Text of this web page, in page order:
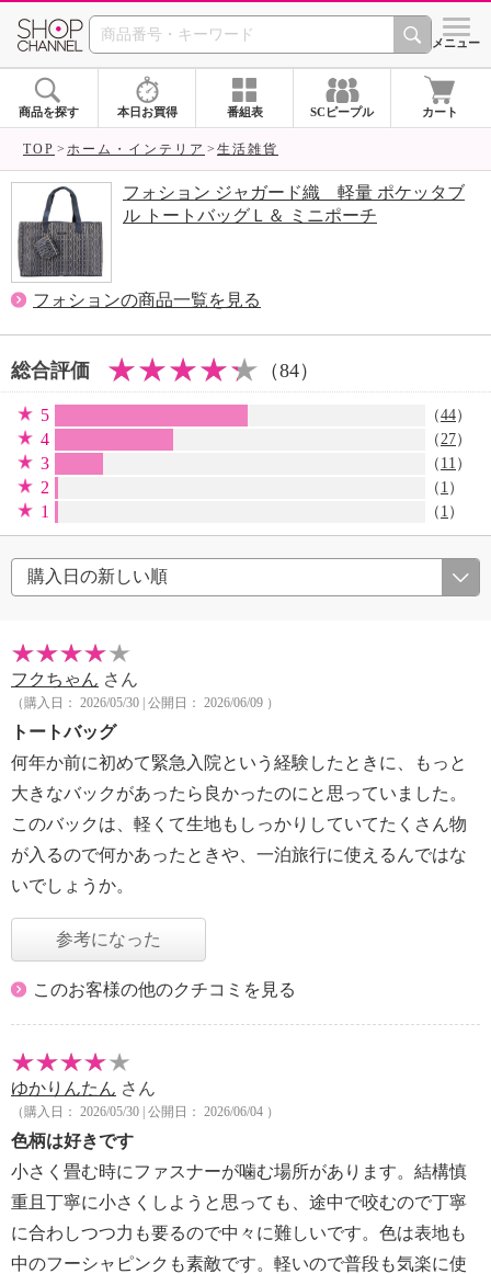
SHOP CHANNEL シメニュー
商品を探す 本日お買得 番組表 SCピープル カート
TOP ホーム・インテリア 生活雑貨
フォション ジャガード織 軽量 ポケッタブ
ル トートバッグＬ＆ ミニポーチ
フォションの商品一覧を見る
総合評価 （84）
5 （44）
4 （27）
3 （ 11 ）
2 （ 1 ）
1 （ 1 ）
フクちゃん さん
（購入日： 2026/05/30 | 公開日： 2026/06/09 ）
トートバッグ
何年か前に初めて緊急入院という経験したときに、もっと
大きなバックがあったら良かったのにと思っていました。
このバックは、軽くて生地もしっかりしていてたくさん物
が入るので何かあったときや、一泊旅行に使えるんではな
いでしょうか。
参考になった
このお客様の他のクチコミを見る
ゆかりんたん さん
（購入日： 2026/05/30 | 公開日： 2026/06/04 ）
色柄は好きです
小さく畳む時にファスナーが噛む場所があります。結構慎
重且丁寧に小さくしようと思っても、途中で咬むので丁寧
に合わしつつ力も要るので中々に難しいです。色は表地も
中のフーシャピンクも素敵です。軽いので普段も気楽に使